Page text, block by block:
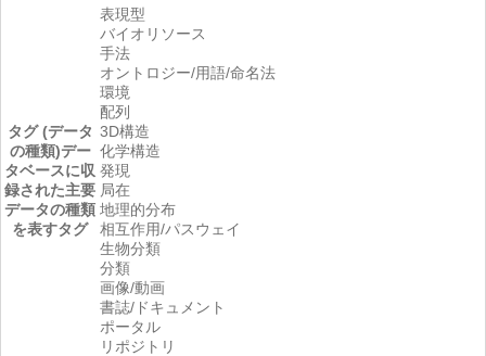
タグ (データ
の種類)デー
タベースに収
録された主要
データの種類
を表すタグ
表現型
バイオリソース
手法
オントロジー/用語/命名法
環境
配列
3D構造
化学構造
発現
局在
地理的分布
相互作用/パスウェイ
生物分類
分類
画像/動画
書誌/ドキュメント
ポータル
リポジトリ